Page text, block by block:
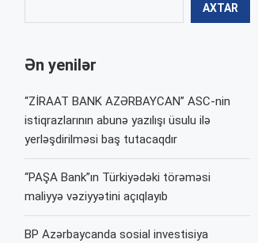
AXTAR
Ən yenilər
“ZİRAAT BANK AZƏRBAYCAN” ASC-nin
istiqrazlarının abunə yazılışı üsulu ilə
yerləşdirilməsi baş tutacaqdır
“PAŞA Bank”ın Türkiyədəki törəməsi
maliyyə vəziyyətini açıqlayıb
BP Azərbaycanda sosial investisiya